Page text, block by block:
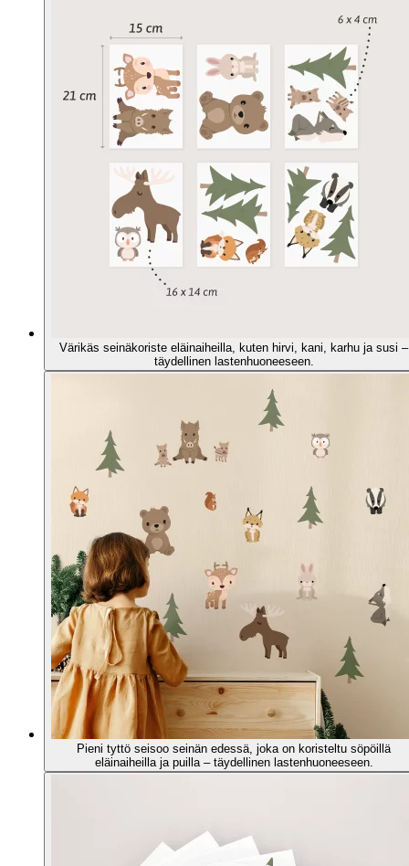
Värikäs seinäkoriste eläinaiheilla, kuten hirvi, kani, karhu ja susi –
täydellinen lastenhuoneeseen.
Pieni tyttö seisoo seinän edessä, joka on koristeltu söpöillä
eläinaiheilla ja puilla – täydellinen lastenhuoneeseen.